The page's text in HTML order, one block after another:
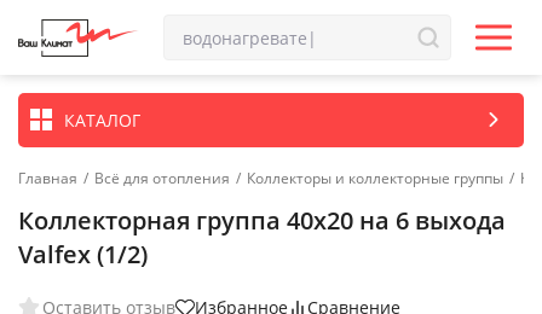
КАТАЛОГ
Главная / Всё для отопления / Коллекторы и коллекторные группы /
Коллекторная группа 40х20 на 6 выхода
Valfex (1/2)
Оставить отзыв Избранное Сравнение